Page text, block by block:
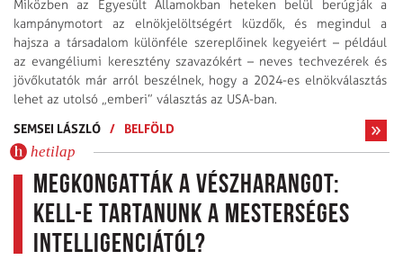
Miközben az Egyesült Államokban heteken belül berúgják a
kampánymotort az elnökjelöltségért küzdők, és megindul a
hajsza a társadalom különféle szereplőinek kegyeiért – például
az evangéliumi keresztény szavazókért – neves techvezérek és
jövőkutatók már arról beszélnek, hogy a 2024-es elnökválasztás
lehet az utolsó „emberi” választás az USA-ban.
SEMSEI LÁSZLÓ / BELFÖLD
hetilap
Megkongatták a vészharangot:
kell-e tartanunk a mesterséges
intelligenciától?